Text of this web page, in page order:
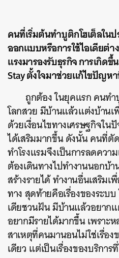
คนที่เริ่มต้นทำบูติกโฮเต็ลในป
ออกแบบหรือการใช้ไอเดียต่
แรงมารองรับธุรกิจ การเกิด
Stay ตั้งใจมาช่วยแก้ไขปัญห
ถูกต้อง ในยุคแรก คนท
โลกสวย มีบ้านแล้วแต่งบ้าน
ด้วยเงื่อนไขทางเศรษฐกิจใ
ได้เสริมมากขึ้น ดังนั้น คนที่ตั
ทำโรงแรมจึงเป็นการลดควา
ต้องเดินทางไปทำงานนอกบ้
สร้างรายได้ ทำงานอื่นเสริม
ทาง สุดท้ายคือเรื่องของระบ
เดียชวนฝัน มีบ้านแล้วอยาก
อยากมีรายได้มากขึ้น เพราะ
สาเหตุที่คนมานอนไม่ใช่เรื่อง
เดียว แต่เป็นเรื่องของบริการ